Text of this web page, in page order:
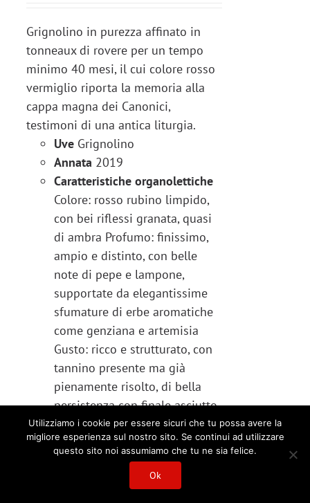
Grignolino in purezza affinato in
tonneaux di rovere per un tempo
minimo 40 mesi, il cui colore rosso
vermiglio riporta la memoria alla
cappa magna dei Canonici,
testimoni di una antica liturgia.
UveGrignolino
Annata 2019
Caratteristiche organolettiche
Colore: rosso rubino limpido,
con bei riflessi granata, quasi
di ambra Profumo: finissimo,
ampio e distinto, con belle
note di pepe e lampone,
supportate da elegantissime
sfumature di erbe aromatiche
come genziana e artemisia
Gusto: ricco e strutturato, con
tannino presente ma già
pienamente risolto, di bella
persistenza con finale asciutto
e appagante
Temperatura consigliata18 –
20 °C.
Marne calcaree in
Utilizziamo i cookie per essere sicuri che tu possa avere la
migliore esperienza sul nostro sito. Se continui ad utilizzare
questo sito noi assumiamo che tu ne sia felice.
Ok